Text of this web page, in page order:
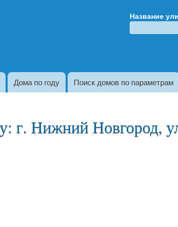
Название
Дома по году Поиск домов по параметрам
г. Нижний Новгород,